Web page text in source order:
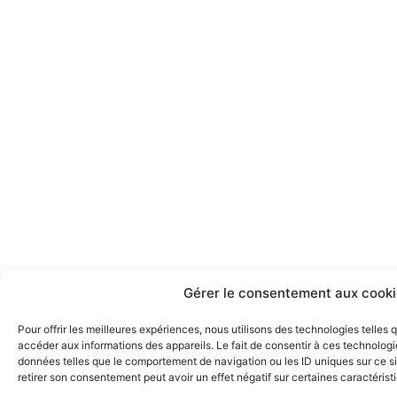
Gérer le consentement aux
Pour offrir les meilleures expériences, nous utilisons des technologies telles
accéder aux informations des appareils. Le fait de consentir à ces
données telles que le comportement de navigation ou les ID uniques sur ce
retirer son consentement peut avoir un effet négatif sur certaines